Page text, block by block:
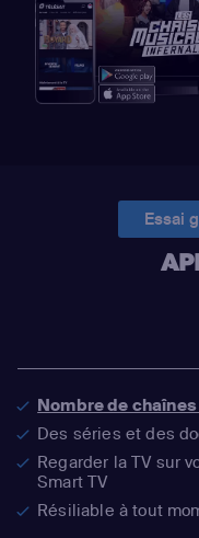
Essai
Nombre de chaînes
Des séries et des
Regarder la TV sur
Smart TV
Résiliable à tout